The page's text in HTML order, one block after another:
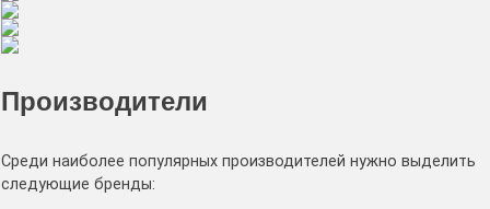
Производители
Среди наиболее популярных производителей нужно выделить
следующие бренды: